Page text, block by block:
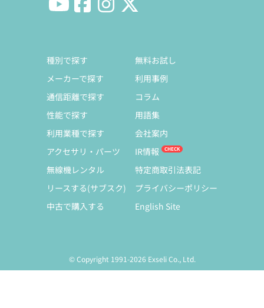
種別で探す
メーカーで探す
通信距離で探す
性能で探す
利用業種で探す
アクセサリ・パーツ
無線機レンタル
リースする(サブスク)
中古で購入する
無料お試し
利用事例
コラム
用語集
会社案内
IR情報
特定商取引法表記
プライバシーポリシー
English Site
© Copyright 1991-2026 Exseli Co., Ltd.